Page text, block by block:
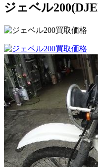
ジェベル